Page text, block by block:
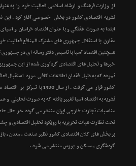
از وزارت فرهنگ و ارشاد اسلامی فعالیت خود را به
نشریه اقتصادی کشور در بخش خصوصی آغاز کرد . این
ابتدا به صورت هفتگی و با عنوان اقتصاد خراسان و
مقارن با استقلال جمهوری های مشترک المنافع فعالیت
همچنین اقتصاد آسیا با تاسیس دفتر رسانه ای در جمهوری
خبرها و تحلیل های اقتصادی گردآوری شده از این
نموده که به دلیل فقدان اطلاعات کافی مورد استقبال
کشور قرار می گرفت . از سال 1380 با تمرکز بر اقتصاد منطقه نام این
نشریه به اقتصاد آسیا تغییر یافته که به صورت تحلیلی و
مناسبات تجارت خارجی ایران منتشر می گردد .در حال
تحت نظارت هیات تحریریه با رویکرد تحلیل اقتصادی و
بر بخش های کلان اقتصادی کشور نظیر صنعت ، معدن ،
گردشگری ، مسکن و بورس منتشر می شود .